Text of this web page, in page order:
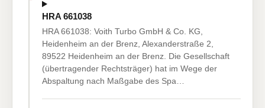
HRA 661038
HRA 661038: Voith Turbo GmbH & Co. KG,
Heidenheim an der Brenz, Alexanderstraße 2,
89522 Heidenheim an der Brenz. Die Gesellschaft
(übertragender Rechtsträger) hat im Wege der
Abspaltung nach Maßgabe des Spa…